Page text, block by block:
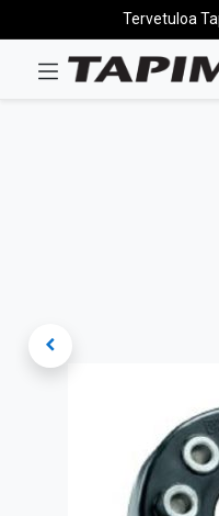
Tervetuloa